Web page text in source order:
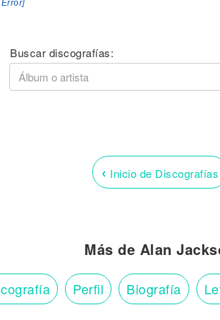
Buscar discografías:
‹ Inicio de Discografías
Más de Alan
Perfil Biografía